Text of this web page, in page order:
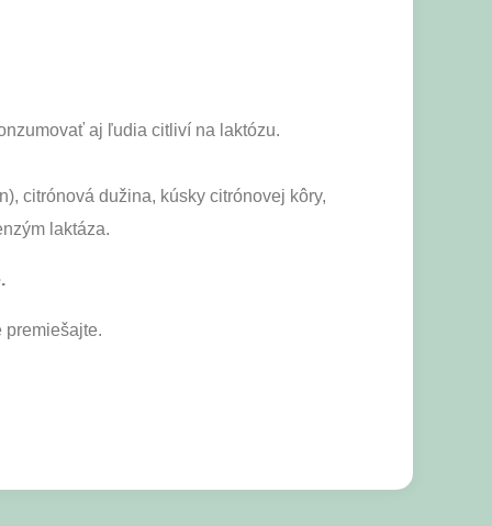
aj ľudia citliví na laktózu.
citrónová dužina, kúsky citrónovej kôry,
laktáza.
premiešajte.